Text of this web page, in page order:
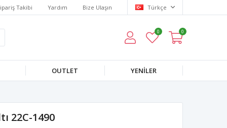
Takibi Yardım Bize Ulaşın Türkçe
0 0
OUTLET YENILER
22C-1490